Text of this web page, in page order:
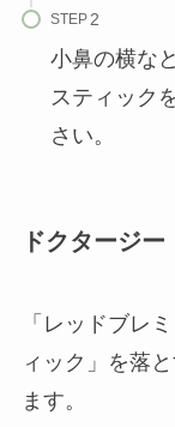
STEP
小鼻の横な
スティック
さい。
ドクタージ
「レッドブレ
ィック」を落
ます。